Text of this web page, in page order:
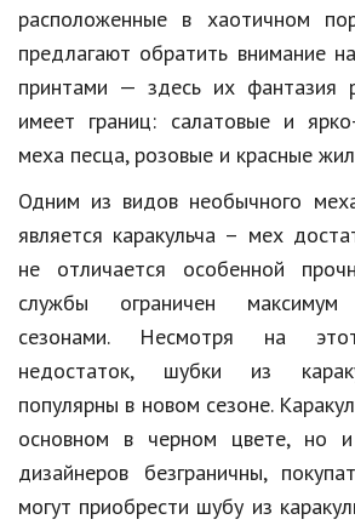
Спорт
Знаменитости
Статьи
Обзоры
Рецепты
Красота и здоровье
Hi-Tech. Интернет
Авто, мото
Дом и сад
Недвижимость
расположенные в хаотичном
предлагают обратить внимание
принтами — здесь их фантазия
имеет границ: салатовые и
меха песца, розовые и красные
Одним из видов необычного
является каракульча – мех
не отличается особенной
службы ограничен максимум
сезонами. Несмотря на
недостаток, шубки из
популярны в новом сезоне.
основном в черном цвете, но
дизайнеров безграничны,
могут приобрести шубу из